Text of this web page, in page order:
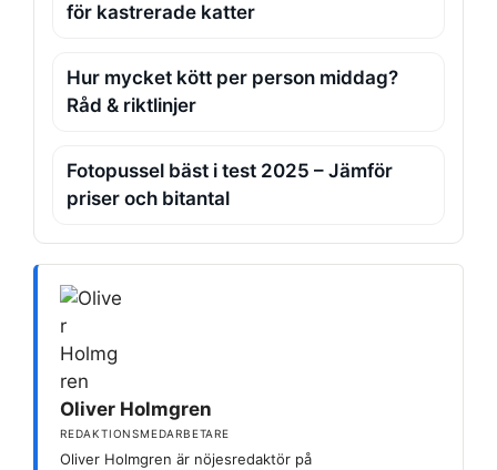
för kastrerade katter
Hur mycket kött per person middag?
Råd & riktlinjer
Fotopussel bäst i test 2025 – Jämför
priser och bitantal
Oliver Holmgren
REDAKTIONSMEDARBETARE
Oliver Holmgren är nöjesredaktör på